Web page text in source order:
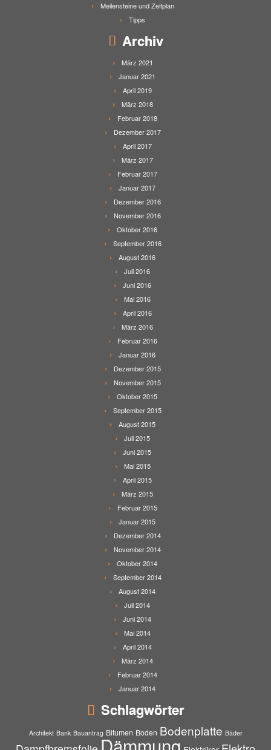
Meilensteine und Zeitplan
Tipps
Archiv
März 2021
Januar 2021
April 2019
März 2018
Februar 2018
Dezember 2017
April 2017
März 2017
Februar 2017
Januar 2017
Dezember 2016
November 2016
Oktober 2016
September 2016
August 2016
Juli 2016
Juni 2016
Mai 2016
April 2016
März 2016
Februar 2016
Januar 2016
Dezember 2015
November 2015
Oktober 2015
September 2015
August 2015
Juli 2015
Juni 2015
Mai 2015
April 2015
März 2015
Februar 2015
Januar 2015
Dezember 2014
November 2014
Oktober 2014
September 2014
August 2014
Juli 2014
Juni 2014
Mai 2014
April 2014
März 2014
Februar 2014
Januar 2014
Schlagwörter
Architekt Bank Bauantrag Bitumen Boden Bodenplatte Bäder